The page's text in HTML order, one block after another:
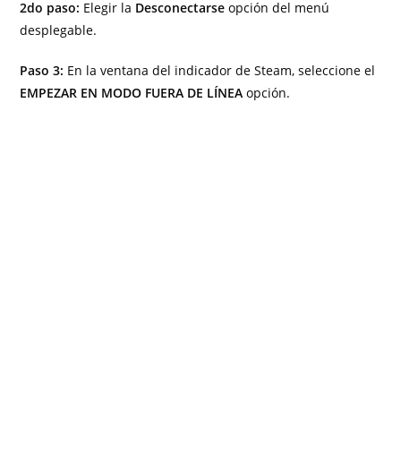
2do paso: Elegir la Desconectarse opción del menú
desplegable.
Paso 3: En la ventana del indicador de Steam, seleccione el
EMPEZAR EN MODO FUERA DE LÍNEA opción.